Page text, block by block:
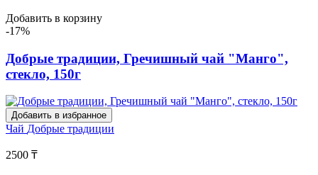
Добавить в корзину
-17%
Добрые традиции, Гречишный чай "Манго",
стекло, 150г
Добавить в избранное
Чай Добрые традиции
2500 ₸